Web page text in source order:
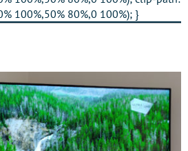
100%,50% 80%,0 100%); }